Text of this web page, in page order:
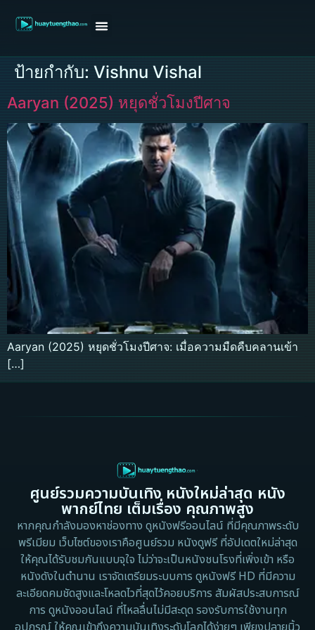
ป้ายกำกับ: Vishnu Vishal
Aaryan (2025) หยุดชั่วโมงปีศาจ
Aaryan (2025) หยุดชั่วโมงปีศาจ: เมื่อความมืดคืบคลานเข้า
[…]
ศูนย์รวมความบันเทิง หนังใหม่ล่าสุด หนัง
พากย์ไทย เต็มเรื่อง คุณภาพสูง
หากคุณกำลังมองหาช่องทาง ดูหนังฟรีออนไลน์ ที่มีคุณภาพระดับ
พรีเมียม เว็บไซต์ของเราคือศูนย์รวม หนังดูฟรี ที่อัปเดตใหม่ล่าสุด
ให้คุณได้รับชมกันแบบจุใจ ไม่ว่าจะเป็นหนังชนโรงที่เพิ่งเข้า หรือ
หนังดังในตำนาน เราจัดเตรียมระบบการ ดูหนังฟรี HD ที่มีความ
ละเอียดคมชัดสูงและโหลดไวที่สุดไว้คอยบริการ สัมผัสประสบการณ์
การ ดูหนังออนไลน์ ที่ไหลลื่นไม่มีสะดุด รองรับการใช้งานทุก